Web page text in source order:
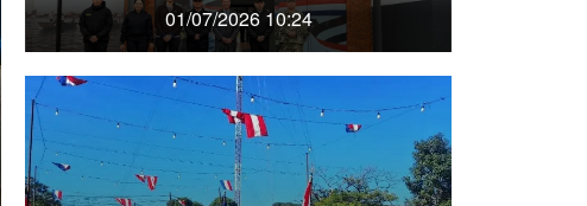
01/07/2026 10:24